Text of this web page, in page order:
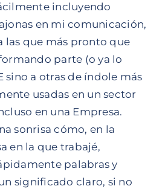
incluyendo
en mi comunicación,
las que más pronto que
parte (o ya lo
sino a otras de índole más
usadas en un sector
en una Empresa.
sonrisa cómo, en la
en la que trabajé,
palabras y
significado claro, si no